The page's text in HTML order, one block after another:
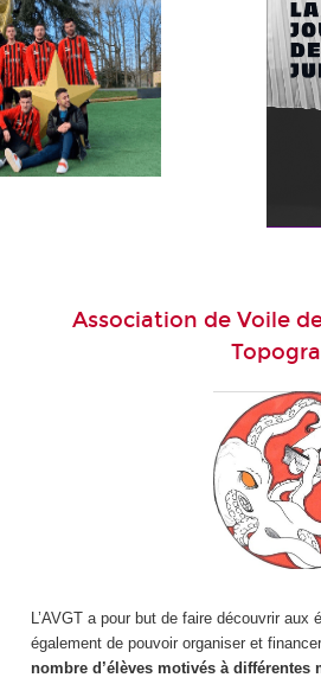
Association de Voile
L’AVGT a pour but de faire découvrir
également de pouvoir organiser et
nombre d’élèves motivés à